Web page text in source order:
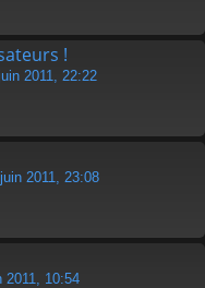
!
2011, 22:22
2011, 23:08
2011, 10:54